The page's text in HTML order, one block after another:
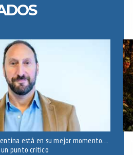
está en su mejor momento…
un punto crítico